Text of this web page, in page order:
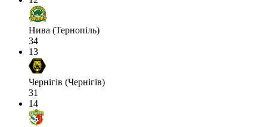
Нива (Тернопіль)
34
13
Чернігів (Чернігів)
31
14